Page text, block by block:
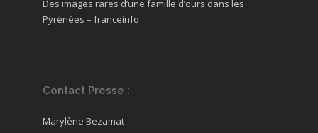
Des images rares d’une famille d’ours dans les
Pyrénées – franceinfo
Contact Presse :
Marylène Bezamat